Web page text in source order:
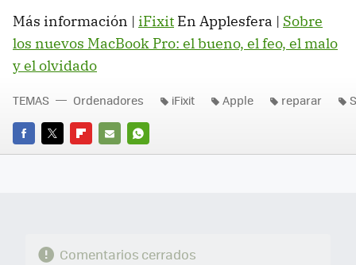
Más información | iFixit En Applesfera | Sobre
los nuevos MacBook Pro: el bueno, el feo, el malo
y el olvidado
FACEBOOK
TWITTERFLIPBOARD
E-
WHATSAPP
TEMAS Ordenadores iFixit Apple reparar
Comentarios cerrados